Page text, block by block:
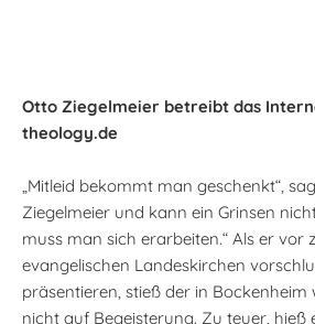
Otto Ziegelmeier betreibt das
theology.de
„Mitleid bekommt man geschenkt“,
Ziegelmeier und kann ein Grinsen
muss man sich erarbeiten.“ Als er vor
evangelischen Landeskirchen
präsentieren, stieß der in Bockenheim
nicht auf Begeisterung. Zu teuer, hieß